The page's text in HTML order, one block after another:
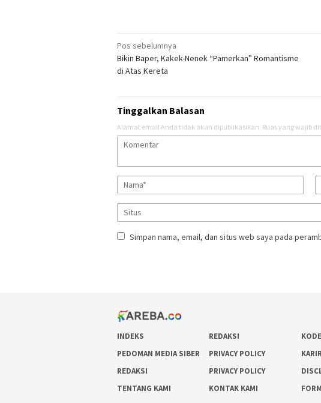
Navigasi
pos
Pos sebelumnya
Bikin Baper, Kakek-Nenek “Pamerkan” Romantisme
di Atas Kereta
Tinggalkan Balasan
Alamat email Anda tidak akan dipublikasikan. Ruas yang wajib
Simpan nama, email, dan situs web saya pada
INDEKS REDAKSI
PEDOMAN MEDIA SIBER
PRIVACY POLICY
REDAKSI
PRIVACY POLICY
TENTANG KAMI
KONTAK KAMI